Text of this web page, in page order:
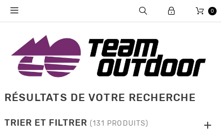
0
RÉSULTATS DE VOTRE RECHERCHE
TRIER ET FILTRER (131 PRODUITS)